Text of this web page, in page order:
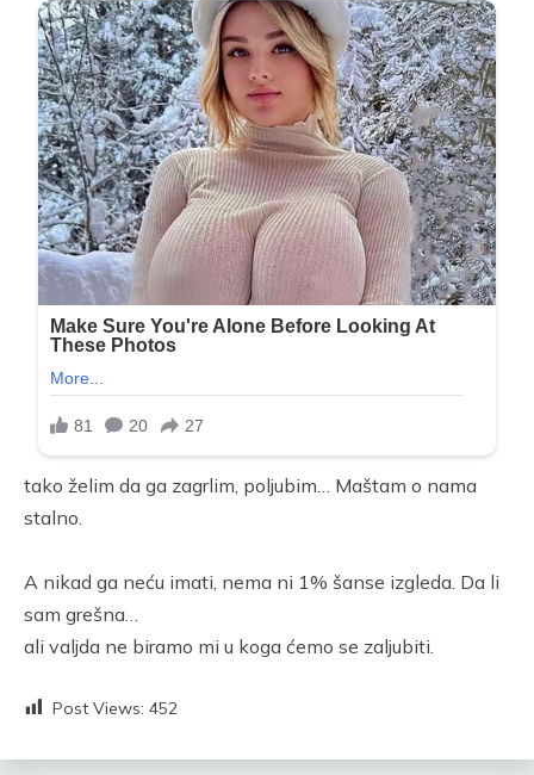
tako želim da ga zagrlim, poljubim… Maštam o nama
stalno.
A nikad ga neću imati, nema ni 1% šanse izgleda. Da li
sam grešna…
ali valjda ne biramo mi u koga ćemo se zaljubiti.
Post Views: 452